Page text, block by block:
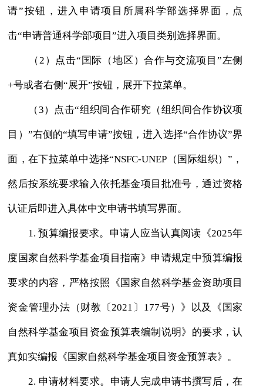
请”按钮，进入申请项目所属科学部选择界面，点
击“申请普通科学部项目”进入项目类别选择界面。
（2）点击“国际（地区）合作与交流项目”左侧
+号或者右侧“展开”按钮，展开下拉菜单。
（3）点击“组织间合作研究（组织间合作协议项
目）”右侧的“填写申请”按钮，进入选择“合作协议”界
面，在下拉菜单中选择“NSFC-UNEP（国际组织）”，
然后按系统要求输入依托基金项目批准号，通过资格
认证后即进入具体中文申请书填写界面。
1. 预算编报要求。申请人应当认真阅读《2025年
度国家自然科学基金项目指南》申请规定中预算编报
要求的内容，严格按照《国家自然科学基金资助项目
资金管理办法（财教〔2021〕177号）》以及《国家
自然科学基金项目资金预算表编制说明》的要求，认
真如实编报《国家自然科学基金项目资金预算表》。
2. 申请材料要求。申请人完成申请书撰写后，在